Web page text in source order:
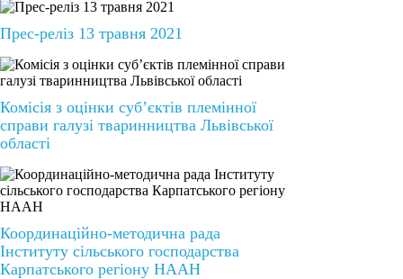
Прес-реліз 13 травня 2021
Комісія з оцінки суб’єктів племінної
справи галузі тваринництва Львівської
області
Координаційно-методична рада
Інституту сільського господарства
Карпатського регіону НААН